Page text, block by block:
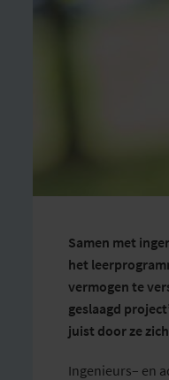
Samen met
het leer
vermogen te
geslaagd
juist door ze
Ingenieurs– en